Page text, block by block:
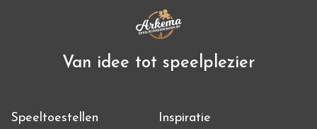
Van idee tot speelplezier
Speeltoestellen
Inspiratie